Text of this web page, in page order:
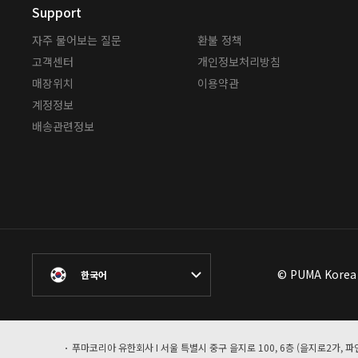
Support
자주 물어보는 질문
고객센터
매장위치
계정정보
배송관련정보
환불 정책
개인정보처리방침
이용약관
한국어 © PUMA
푸마코리아 유한회사 I 서울 특별시 중구 을지로 100, 6층 (을지로2가, 파